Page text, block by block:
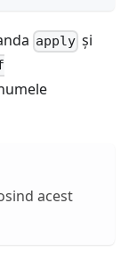
apply și
acest